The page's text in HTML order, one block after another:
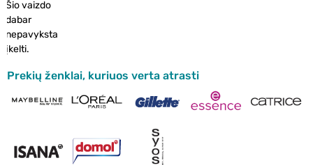
Šio vaizdo
dabar
nepavyksta
įkelti.
Prekių ženklai, kuriuos verta atrasti